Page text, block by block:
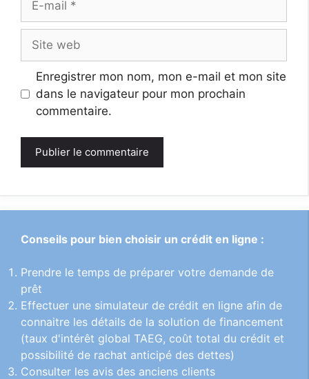
mail
web
Enregistrer mon nom, mon e-mail et mon site
dans le navigateur pour mon prochain
commentaire.
Conseils pour bien choisir un crédit en ligne :
Prendre le temps de préparer votre demande de
prêt
Effectuer une simulateur de crédit en ligne afin de
connaitre les détails de la solution de financement
(taux d'intérêt global TAEG, coût total du crédit et
possibilité de rachat anticipé des dettes)
Consulter les avis des anciens clients